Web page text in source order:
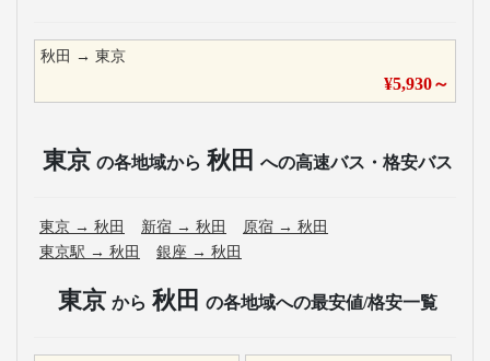
秋田 → 東京
¥5,930～
東京 の各地域から 秋田 への高速バス・格安バス
東京 → 秋田 新宿 → 秋田 原宿 → 秋田
東京駅 → 秋田 銀座 → 秋田
東京 から 秋田 の各地域への最安値/格安一覧